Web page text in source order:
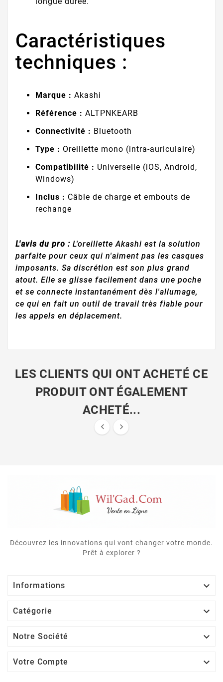
Caractéristiques
techniques :
Marque : Akashi
Référence : ALTPNKEARB
Connectivité : Bluetooth
Type : Oreillette mono (intra-auriculaire)
Compatibilité : Universelle (iOS, Android,
Windows)
Inclus : Câble de charge et embouts de
rechange
L'avis du pro : L'oreillette Akashi est la solution
parfaite pour ceux qui n'aiment pas les casques
imposants. Sa discrétion est son plus grand
atout. Elle se glisse facilement dans une poche
et se connecte instantanément dès l'allumage,
ce qui en fait un outil de travail très fiable pour
les appels en déplacement.
LES CLIENTS QUI ONT ACHETÉ CE
PRODUIT ONT ÉGALEMENT
ACHETÉ...
 
Découvrez les innovations qui vont changer votre monde.
Prêt à explorer ?
Informations 
Catégorie 
Notre Société 
Votre Compte 